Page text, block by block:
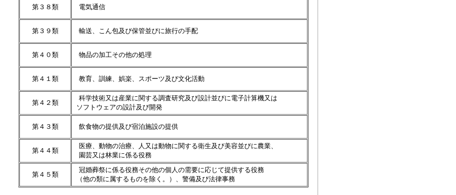
第３８類 電気通信
第３９類 輸送、こん包及び保管並びに旅行の手配
第４０類 物品の加工その他の処理
第４１類 教育、訓練、娯楽、スポーツ及び文化活動
第４２類
科学技術又は産業に関する調査研究及び設計並びに電子計算機又は
ソフトウェアの設計及び開発
第４３類 飲食物の提供及び宿泊施設の提供
第４４類
医療、動物の治療、人又は動物に関する衛生及び美容並びに農業、
園芸又は林業に係る役務
第４５類
冠婚葬祭に係る役務その他の個人の需要に応じて提供する役務
（他の類に属するものを除く。）、警備及び法律事務